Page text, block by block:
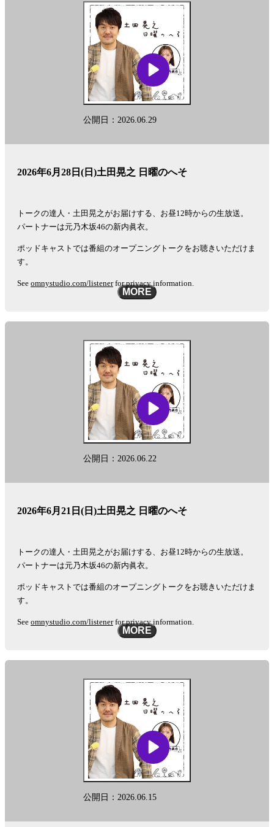
公開日：2026.06.29
2026年6月28日(日)土田晃之 日曜のへそ
トークの達人・土田晃之がお届けする、お昼12時からの生放送。
パートナーは元乃木坂46の新内眞衣。
ポッドキャストでは番組のオープニングトークをお聴きいただけま
す。
See omnystudio.com/listenerfor privacy information.
MORE
公開日：2026.06.22
2026年6月21日(日)土田晃之 日曜のへそ
トークの達人・土田晃之がお届けする、お昼12時からの生放送。
パートナーは元乃木坂46の新内眞衣。
ポッドキャストでは番組のオープニングトークをお聴きいただけま
す。
See omnystudio.com/listenerfor privacy information.
MORE
公開日：2026.06.15